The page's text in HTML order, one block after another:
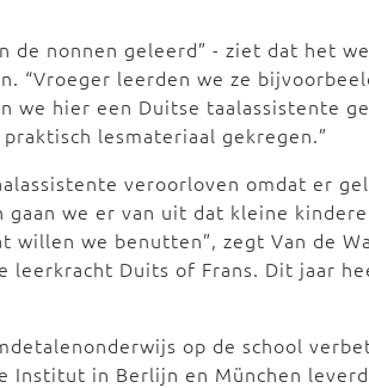
de nonnen geleerd” - ziet dat het
“Vroeger leerden we ze
we hier een Duitse taalassistente
lesmateriaal gekregen.”
veroorloven omdat er
gaan we er van uit dat kleine
willen we benutten”, zegt Van de
leerkracht Duits of Frans. Dit jaar
op de school
Institut in Berlijn en München